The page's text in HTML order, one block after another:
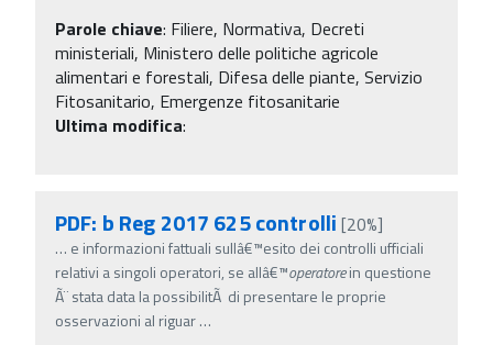
Parole chiave: Filiere, Normativa, Decreti
ministeriali, Ministero delle politiche agricole
alimentari e forestali, Difesa delle piante, Servizio
Fitosanitario, Emergenze fitosanitarie
Ultima modifica:
PDF: b Reg 2017 625 controlli [20%]
… e informazioni fattuali sullâ€™esito dei controlli ufficiali
relativi a singoli operatori, se allâ€™operatorein questione
Ã¨ stata data la possibilitÃ di presentare le proprie
osservazioni al riguar…